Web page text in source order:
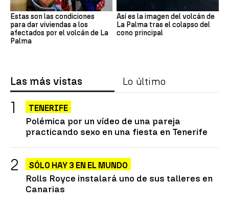
Estas son las condiciones
para dar viviendas a los
afectados por el volcán de La
Palma
Así es la imagen del volcán de
La Palma tras el colapso del
cono principal
Las más vistas Lo último
TENERIFE
Polémica por un vídeo de una pareja
practicando sexo en una fiesta en Tenerife
SÓLO HAY 3 EN EL MUNDO
Rolls Royce instalará uno de sus talleres en
Canarias